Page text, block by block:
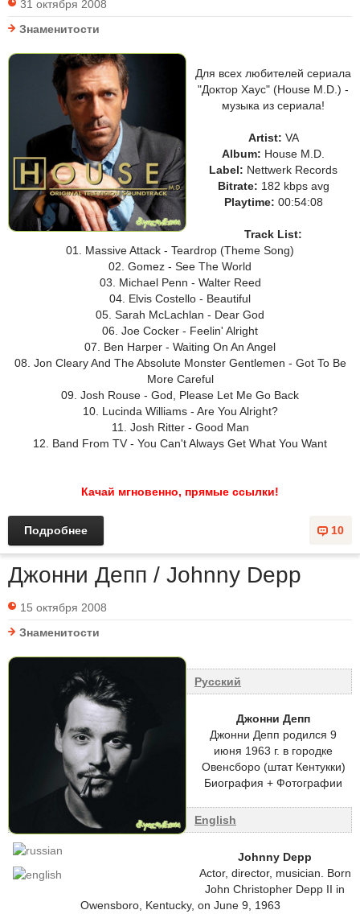
31 октября 2008
Знаменитости
Для всех любителей сериала
"Доктор Хаус" (House M.D.) -
музыка из сериала!
Artist: VA
Album: House M.D.
Label: Nettwerk Records
Bitrate: 182 kbps avg
Playtime: 00:54:08
Track List:
01. Massive Attack - Teardrop (Theme Song)
02. Gomez - See The World
03. Michael Penn - Walter Reed
04. Elvis Costello - Beautiful
05. Sarah McLachlan - Dear God
06. Joe Cocker - Feelin' Alright
07. Ben Harper - Waiting On An Angel
08. Jon Cleary And The Absolute Monster Gentlemen - Got To Be
More Careful
09. Josh Rouse - God, Please Let Me Go Back
10. Lucinda Williams - Are You Alright?
11. Josh Ritter - Good Man
12. Band From TV - You Can't Always Get What You Want
Качай мгновенно, прямые ссылки!
10
Подробнее
Джонни Депп / Johnny Depp
15 октября 2008
Знаменитости
Русский
Джонни Депп
Джонни Депп родился 9
июня 1963 г. в городке
Овенсборо (штат Кентукки)
Биография + Фотографии
English
Johnny Depp
Actor, director, musician. Born
John Christopher Depp II in
Owensboro, Kentucky, on June 9, 1963